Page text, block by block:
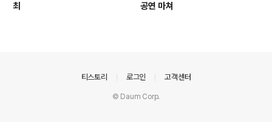
최
공연 마쳐
티스토리 로그인 고객센터
© Daum Corp.